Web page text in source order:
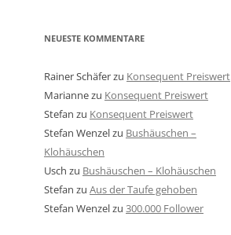
NEUESTE KOMMENTARE
Rainer Schäferzu Konsequent Preiswert
Mariannezu Konsequent Preiswert
Stefan zu Konsequent Preiswert
Stefan Wenzelzu Bushäuschen –
Klohäuschen
Usch zu Bushäuschen – Klohäuschen
Stefan zu Aus der Taufe gehoben
Stefan Wenzelzu 300.000 Follower